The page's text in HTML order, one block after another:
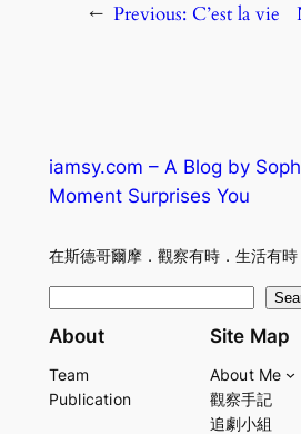
← Previous: C’est la vie
iamsy.com – A Blog by
Moment Surprises You
在斯德哥爾摩．觀察有時．生活有時
e
r
About
Team
Publication
Site Map
About Me
觀察手記
追劇小組